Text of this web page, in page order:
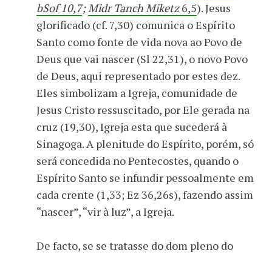
bSof 10,7;Midr Tanch Miketz6,5). Jesus
glorificado (cf. 7,30) comunica o Espírito
Santo como fonte de vida nova ao Povo de
Deus que vai nascer (Sl 22,31), o novo Povo
de Deus, aqui representado por estes dez.
Eles simbolizam a Igreja, comunidade de
Jesus Cristo ressuscitado, por Ele gerada na
cruz (19,30), Igreja esta que sucederá à
Sinagoga. A plenitude do Espírito, porém, só
será concedida no Pentecostes, quando o
Espírito Santo se infundir pessoalmente em
cada crente (1,33; Ez 36,26s), fazendo assim
“nascer”, “vir à luz”, a Igreja.
De facto, se se tratasse do dom pleno do